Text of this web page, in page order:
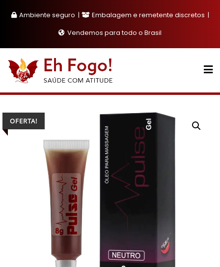
Ambiente seguro
Embalagem e remetente discretos
Vendemos para todo o Brasil
OFERTA!